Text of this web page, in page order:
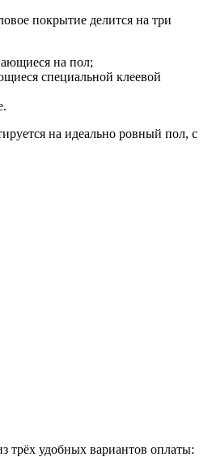
покрытие делится на три
на пол;
специальной клеевой
на идеально ровный пол, с
трёх удобных вариантов оплаты: